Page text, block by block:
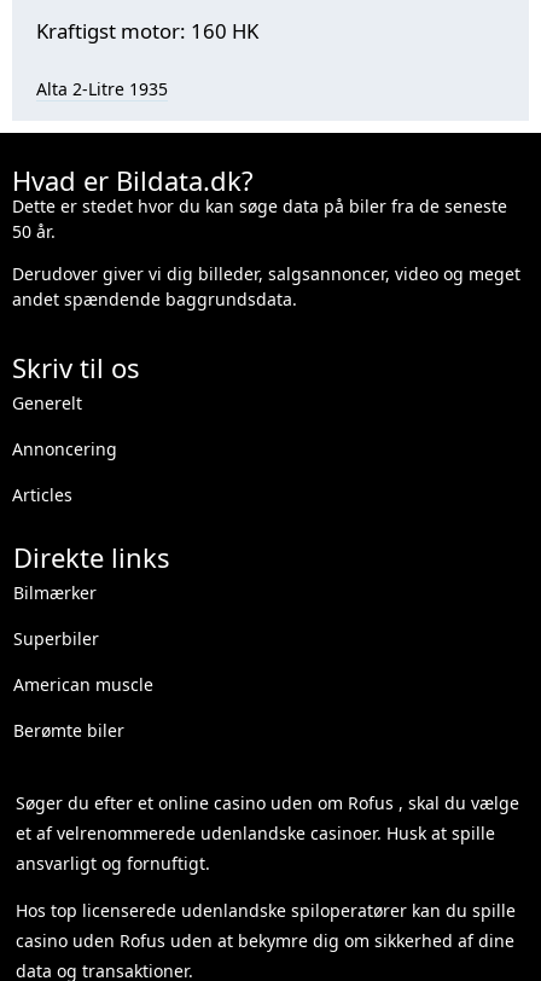
Kraftigst motor: 160 HK
Alta 2-Litre 1935
Hvad er Bildata.dk?
Dette er stedet hvor du kan søge data på biler fra de seneste
50 år.
Derudover giver vi dig billeder, salgsannoncer, video og meget
andet spændende baggrundsdata.
Skriv til os
Generelt
Annoncering
Articles
Direkte links
Bilmærker
Superbiler
American muscle
Berømte biler
Søger du efter etonline casino uden om Rofus , skal du vælge
et af velrenommerede udenlandske casinoer. Husk at spille
ansvarligt og fornuftigt.
Hos top licenserede udenlandske spiloperatører kan du spille
casino uden Rofus uden at bekymre dig om sikkerhed af dine
data og transaktioner.